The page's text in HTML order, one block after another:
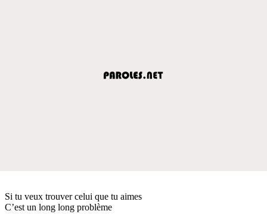
Si tu veux trouver celui que tu aimes
C’est un long long problème